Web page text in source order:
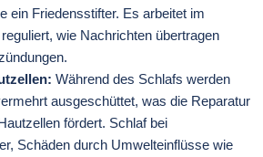
ein Friedensstifter. Es arbeitet im
wie Nachrichten übertragen
Während des Schlafs werden
ausgeschüttet, was die Reparatur
fördert. Schlaf bei
Schäden durch Umwelteinflüsse wie